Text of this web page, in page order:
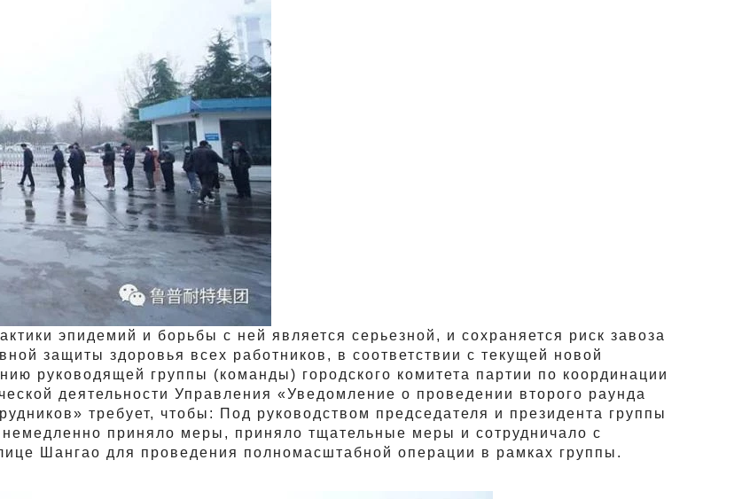
эпидемий и борьбы с ней является серьезной, и сохраняется риск завоза
защиты здоровья всех работников, в соответствии с текущей новой
руководящей группы (команды) городского комитета партии по координации
деятельности Управления «Уведомление о проведении второго раунда
требует, чтобы: Под руководством председателя и президента группы
приняло меры, приняло тщательные меры и сотрудничало с
Шангао для проведения полномасштабной операции в рамках группы.